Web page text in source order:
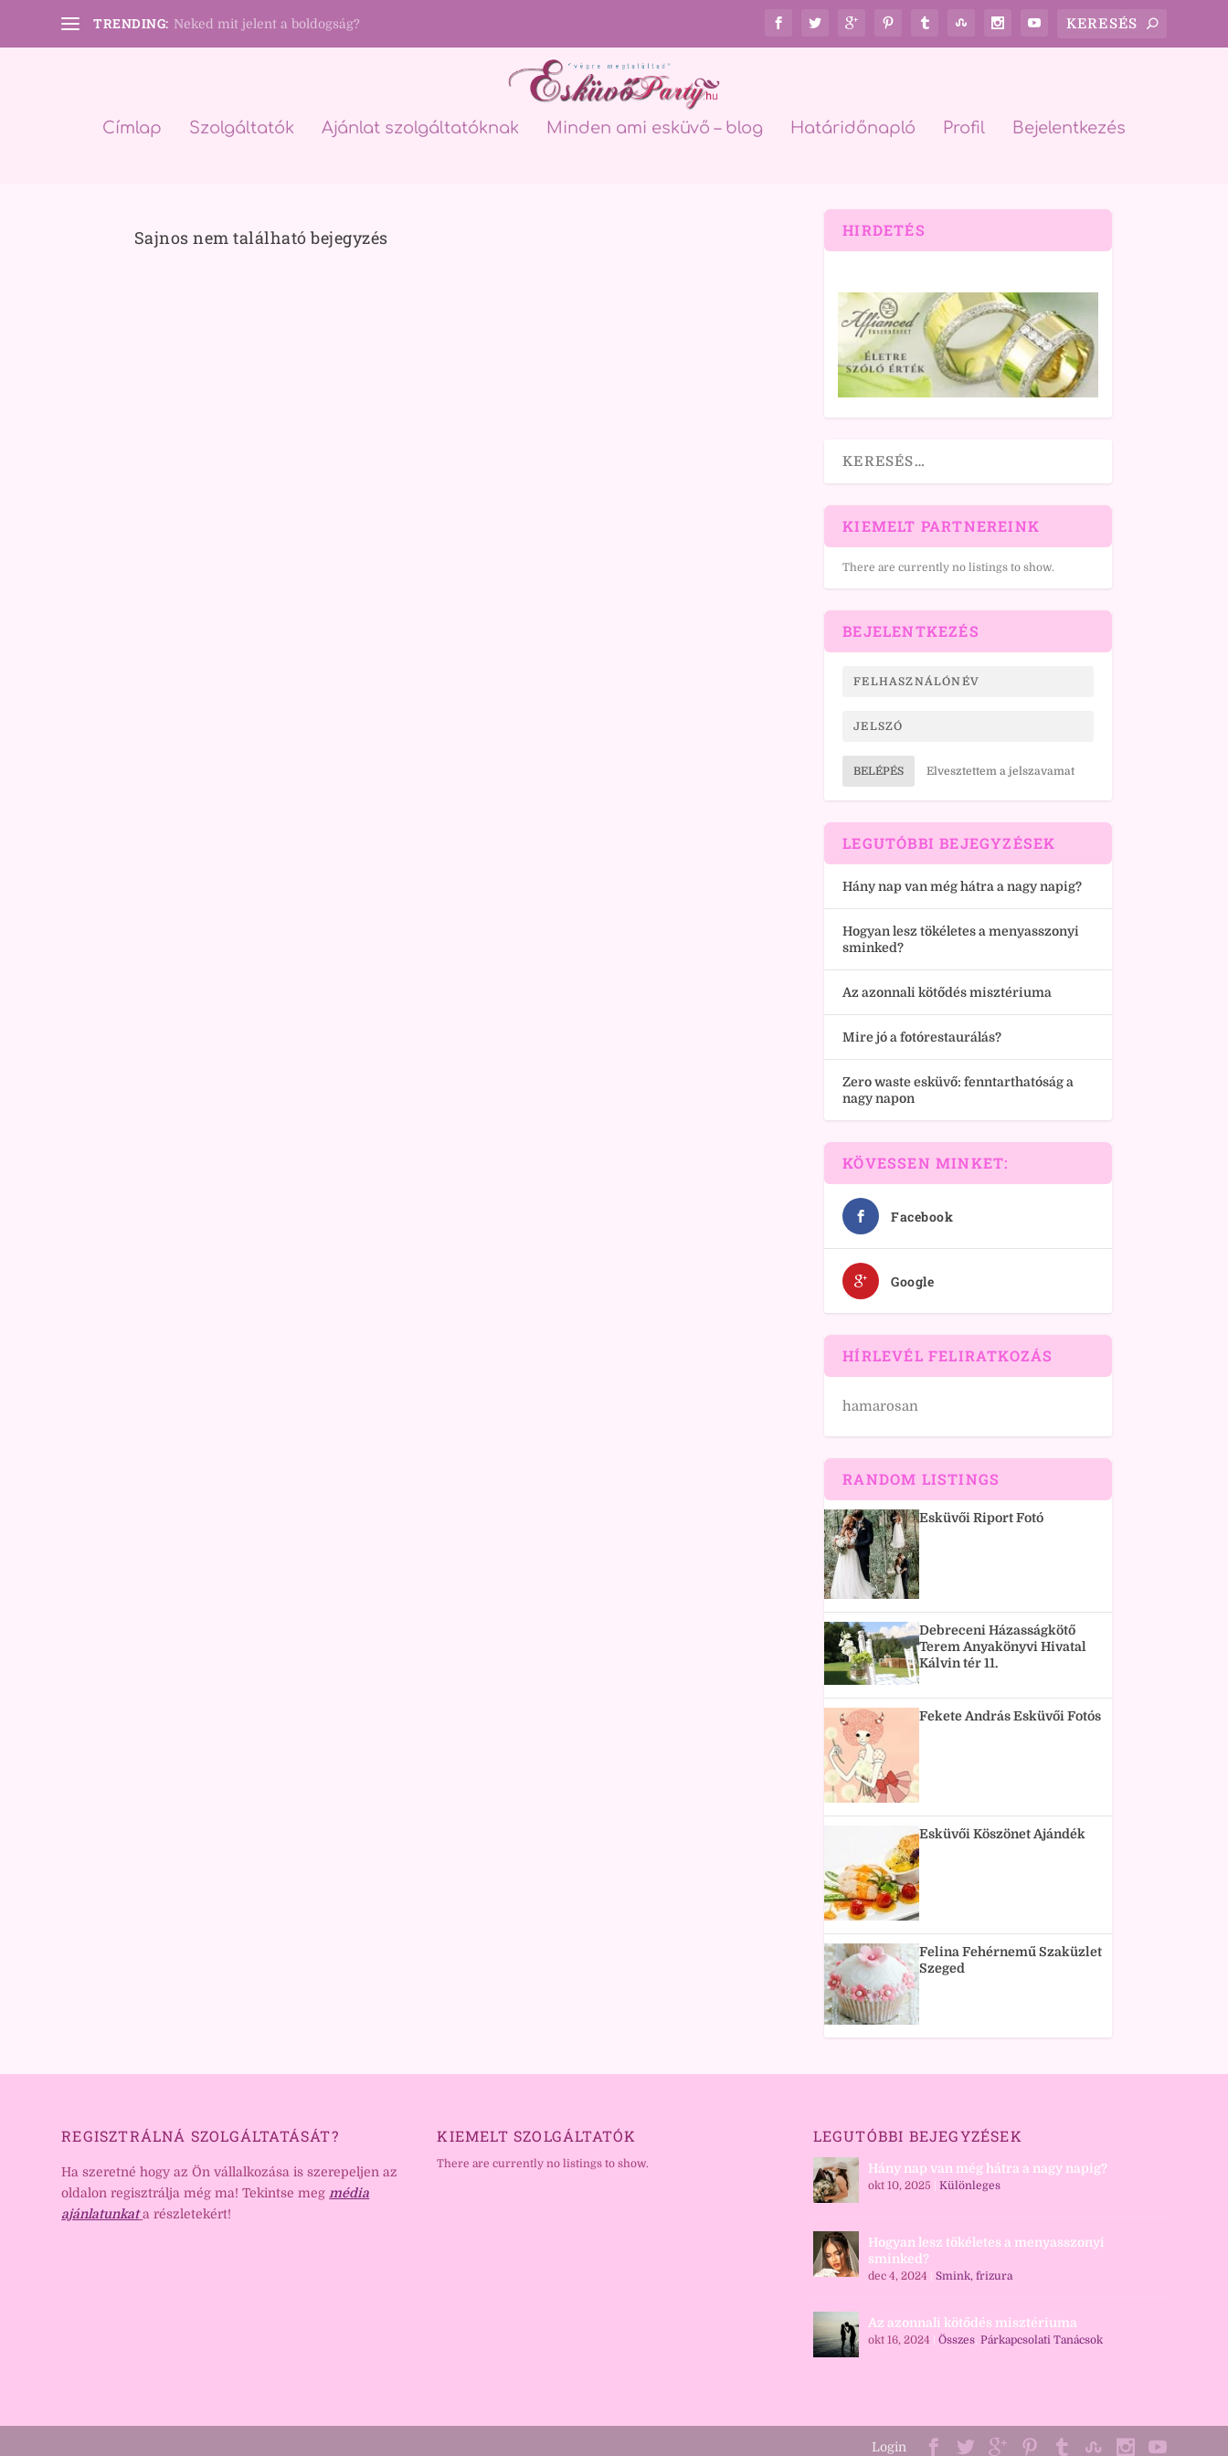
TRENDING: Neked mit jelent a boldogság?
Címlap Szolgáltatók Ajánlat szolgáltatóknak Minden ami esküvő – blog Határidőnapló Profil Bejelentkezés
Sajnos nem található bejegyzés HIRDETÉS
KIEMELT PARTNEREINK
There are currently no listings to show.
BEJELENTKEZÉS
BELÉPÉS Elvesztettem a jelszavamat
LEGUTÓBBI BEJEGYZÉSEK
Hány nap van még hátra a nagy napig?
Hogyan lesz tökéletes a menyasszonyi
sminked?
Az azonnali kötődés misztériuma
Mire jó a fotórestaurálás?
Zero waste esküvő: fenntarthatóság a
nagy napon
KÖVESSEN MINKET:
Facebook
Google
HÍRLEVÉL FELIRATKOZÁS
hamarosan
RANDOM LISTINGS
Esküvői Riport Fotó
Debreceni Házasságkötő
Terem Anyakönyvi Hivatal
Kálvin tér 11.
Fekete András Esküvői Fotós
Esküvői Köszönet Ajándék
Felina Fehérnemű Szaküzlet
Szeged
REGISZTRÁLNÁ SZOLGÁLTATÁSÁT?
Ha szeretné hogy az Ön vállalkozása is szerepeljen az
oldalon regisztrálja még ma! Tekintse meg média
ajánlatunkat a részletekért!
KIEMELT SZOLGÁLTATÓK
There are currently no listings to show.
LEGUTÓBBI BEJEGYZÉSEK
Hány nap van még hátra a nagy napig?
okt 10, 2025 Különleges
Hogyan lesz tökéletes a menyasszonyi
sminked?
dec 4, 2024 Smink, frizura
Az azonnali kötődés misztériuma
okt 16, 2024 Összes, Párkapcsolati Tanácsok
Login